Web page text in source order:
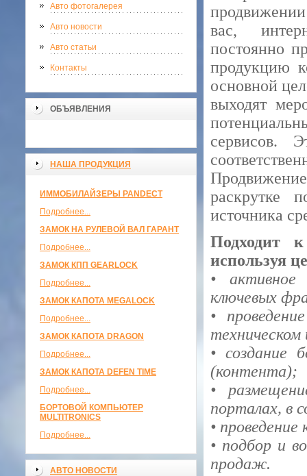
Авто фотогалерея
Авто новости
Авто статьи
Контакты
ОБЪЯВЛЕНИЯ
НАША ПРОДУКЦИЯ
ИММОБИЛАЙЗЕРЫ PANDECT
Подробнее...
ЗАМОК НА РУЛЕВОЙ ВАЛ ГАРАНТ
Подробнее...
ЗАМОК КПП GEARLOCK
Подробнее...
ЗАМОК КАПОТА MEGALOCK
Подробнее...
ЗАМОК КАПОТА DRAGON
Подробнее...
ЗАМОК КАПОТА DEFEN TIME
Подробнее...
БОРТОВОЙ КОМПЬЮТЕР
MULTITRONICS
Подробнее...
АВТО НОВОСТИ
вас,
постоянно
продукцию
основной
выходят
сервисов.
раскрутке
источника
Подходит
используя
•
ключевых
•
• создание
(контента);
•
порталах, в
•
• подбор и
продаж.